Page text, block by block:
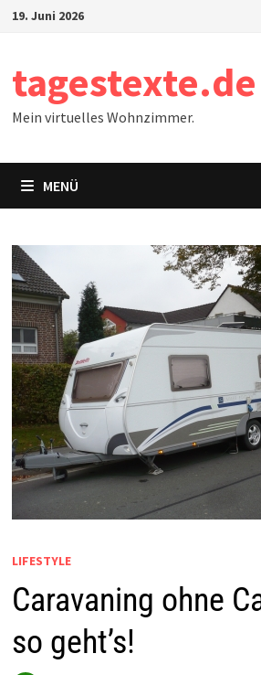
Zum19. Juni 2026
tagestexte.de
Mein virtuelles Wohnzimmer.
MENÜ
LIFESTYLE
Caravaning ohne
so geht’s!